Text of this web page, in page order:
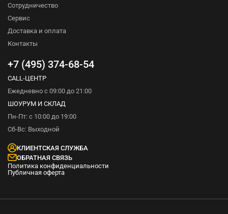
Сотрудничество
Сервис
Доставка и оплата
Контакты
+7 (495) 374-68-54
CALL-ЦЕНТР
Ежедневно с 09:00 до 21:00
ШОУРУМ И СКЛАД
Пн-Пт: с 10:00 до 19:00
Сб-Вс: Выходной
КЛИЕНТСКАЯ СЛУЖБА
ОБРАТНАЯ СВЯЗЬ
Политика конфиденциальности
Публичная оферта